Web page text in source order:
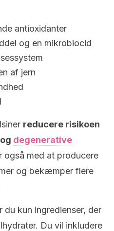
antioxidanter
og en mikrobiocid
af jern
reducere risikoen
degenerative
også med at producere
og bekæmper flere
kun ingredienser, der
Du vil inkludere